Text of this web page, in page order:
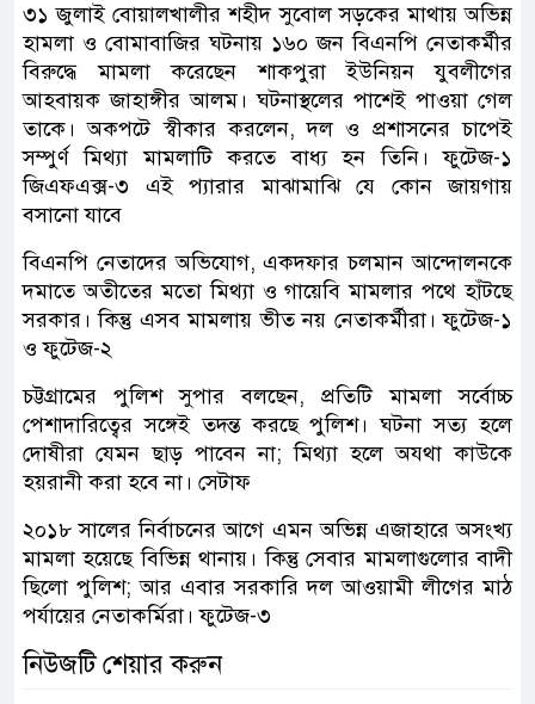
৩১ জুলাই বোয়ালখালীর শহীদ সুবোল সড়কের মাথায় অভিন্ন
হামলা ও বোমাবাজির ঘটনায় ১৬০ জন বিএনপি নেতাকর্মীর
বিরুদ্ধে মামলা করেছেন শাকপুরা ইউনিয়ন যুবলীগের
আহবায়ক জাহাঙ্গীর আলম। ঘটনাস্থলের পাশেই পাওয়া গেল
তাকে। অকপটে স্বীকার করলেন, দল ও প্রশাসনের চাপেই
সম্পুর্ণ মিথ্যা মামলাটি করতে বাধ্য হন তিনি। ফুটেজ-১
জিএফএক্স-৩ এই প্যারার মাঝামাঝি যে কোন জায়গায়
বসানো যাবে
বিএনপি নেতাদের অভিযোগ, একদফার চলমান আন্দোলনকে
দমাতে অতীতের মতো মিথ্যা ও গায়েবি মামলার পথে হাঁটছে
সরকার। কিন্তু এসব মামলায় ভীত নয় নেতাকর্মীরা। ফুটেজ-১
ও ফুটেজ-২
চট্টগ্রামের পুলিশ সুপার বলছেন, প্রতিটি মামলা সর্বোচ্চ
পেশাদারিত্বের সঙ্গেই তদন্ত করছে পুলিশ। ঘটনা সত্য হলে
দোষীরা যেমন ছাড় পাবেন না; মিথ্যা হলে অযথা কাউকে
হয়রানী করা হবে না। সেটাফ
২০১৮ সালের নির্বাচনের আগে এমন অভিন্ন এজাহারে অসংখ্য
মামলা হয়েছে বিভিন্ন থানায়। কিন্তু সেবার মামলাগুলোর বাদী
ছিলো পুলিশ; আর এবার সরকারি দল আওয়ামী লীগের মাঠ
পর্যায়ের নেতাকর্মিরা। ফুটেজ-৩
নিউজটি শেয়ার করুন